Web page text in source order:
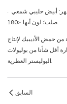
·
صلب؛ لون أبها <180.
من حمض الأديبيك لإنتاج
أقل شأنا من بوليولات
البوليستر العطرية.
السابق